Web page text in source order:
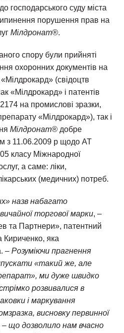
господарського суду міста
порушення прав на
Мілдронат®.
спору були прийняті
охоронних документів на
(свідоцтв
«Мілдрокард» і патентів
на промислові зразки,
«Мілдрокард»), так і
Мілдронат® добре
з 11.06.2009 р щодо АТ
класу Міжнародної
а саме: ліки,
(медичних) потреб.
назв набагато
торгової марки, –
та Партнери», патентний
Кириченко, яка
–Розуміючи прагнення
«такий же, але
ми дуже швидко
розвивалися в
і маркування
висновку первинної
– що дозволило нам вчасно